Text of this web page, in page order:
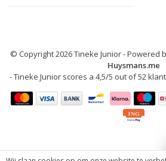
© Copyright 2026 Tineke Junior- Powered
Huysmans.me
-Tineke Junior scores a 4,5/5 out of52